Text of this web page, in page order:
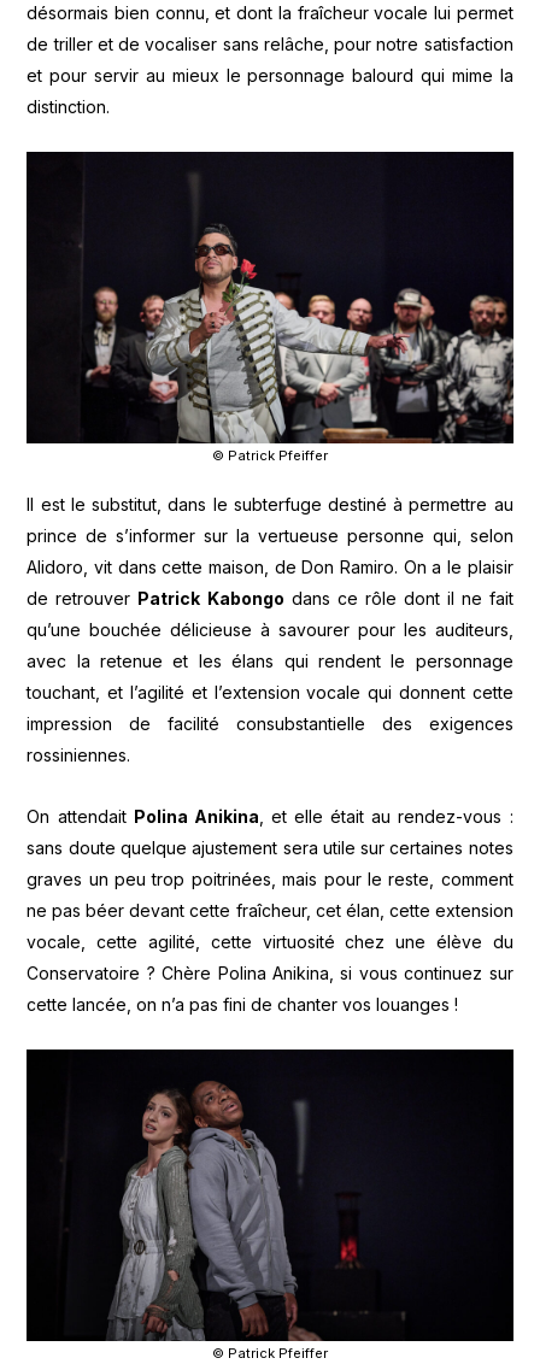
désormais bien connu, et dont la fraîcheur vocale lui permet
de triller et de vocaliser sans relâche, pour notre satisfaction
et pour servir au mieux le personnage balourd qui mime la
distinction.
© Patrick Pfeiffer
Il est le substitut, dans le subterfuge destiné à permettre au
prince de s’informer sur la vertueuse personne qui, selon
Alidoro, vit dans cette maison, de Don Ramiro. On a le plaisir
de retrouver Patrick Kabongo dans ce rôle dont il ne fait
qu’une bouchée délicieuse à savourer pour les auditeurs,
avec la retenue et les élans qui rendent le personnage
touchant, et l’agilité et l’extension vocale qui donnent cette
impression de facilité consubstantielle des exigences
rossiniennes.
On attendait Polina Anikina , et elle était au rendez-vous :
sans doute quelque ajustement sera utile sur certaines notes
graves un peu trop poitrinées, mais pour le reste, comment
ne pas béer devant cette fraîcheur, cet élan, cette extension
vocale, cette agilité, cette virtuosité chez une élève du
Conservatoire ? Chère Polina Anikina, si vous continuez sur
cette lancée, on n’a pas fini de chanter vos louanges !
© Patrick Pfeiffer